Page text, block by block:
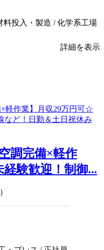
投入・製造 / 化学系工場
詳細を表示
調完備×軽作
験歓迎！制御...